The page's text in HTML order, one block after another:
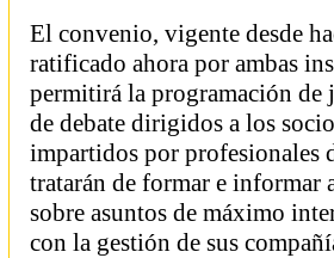
El convenio, vigente desde
ratificado ahora por ambas
permitirá la programación
de debate dirigidos a los
impartidos por profesionales
tratarán de formar e informar
sobre asuntos de máximo
con la gestión de sus